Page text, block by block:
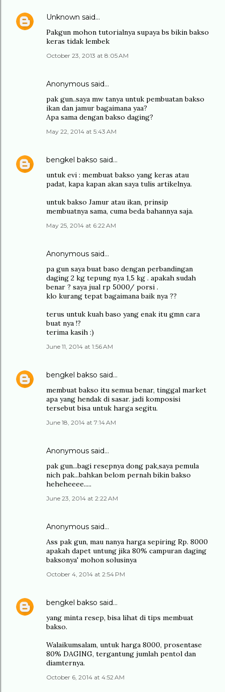
Unknown said…
Pakgun mohon tutorialnya supaya bs bikin bakso
keras tidak lembek
October 23, 2013 at 8:05 AM
Anonymous said…
pak gun..saya mw tanya untuk pembuatan bakso
ikan dan jamur bagaimana yaa?
Apa sama dengan bakso daging?
May 22, 2014 at 5:43 AM
bengkel bakso said…
untuk evi : membuat bakso yang keras atau
padat, kapa kapan akan saya tulis artikelnya.
untuk bakso Jamur atau ikan, prinsip
membuatnya sama, cuma beda bahannya saja.
May 25, 2014 at 6:22 AM
Anonymous said…
pa gun saya buat baso dengan perbandingan
daging 2 kg tepung nya 1,5 kg . apakah sudah
benar ? saya jual rp 5000/ porsi .
klo kurang tepat bagaimana baik nya ??
terus untuk kuah baso yang enak itu gmn cara
buat nya !?
terima kasih :)
June 11, 2014 at 1:56 AM
bengkel bakso said…
membuat bakso itu semua benar, tinggal market
apa yang hendak di sasar. jadi komposisi
tersebut bisa untuk harga segitu.
June 18, 2014 at 7:14 AM
Anonymous said…
pak gun...bagi resepnya dong pak,saya pemula
nich pak...bahkan belom pernah bikin bakso
heheheeee.....
June 23, 2014 at 2:22 AM
Anonymous said…
Ass pak gun, mau nanya harga sepiring Rp. 8000
apakah dapet untung jika 80% campuran daging
baksonya' mohon solusinya
October 4, 2014 at 2:54 PM
bengkel bakso said…
yang minta resep, bisa lihat di tips membuat
bakso.
Walaikumsalam, untuk harga 8000, prosentase
80% DAGING, tergantung jumlah pentol dan
diamternya.
October 6, 2014 at 4:52 AM